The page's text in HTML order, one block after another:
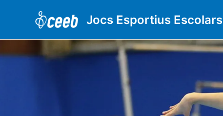
Jocs Esportius Escolars